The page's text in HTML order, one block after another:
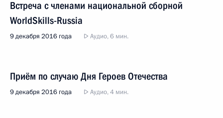
Встреча с членами национальной сборной
WorldSkills-Russia
9 декабря 2016 года Аудио, 6 мин.
Приём по случаю Дня Героев Отечества
9 декабря 2016 года Аудио, 4 мин.